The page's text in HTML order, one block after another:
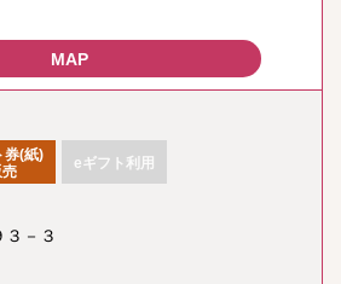
券(紙)
eギフト利用
－３